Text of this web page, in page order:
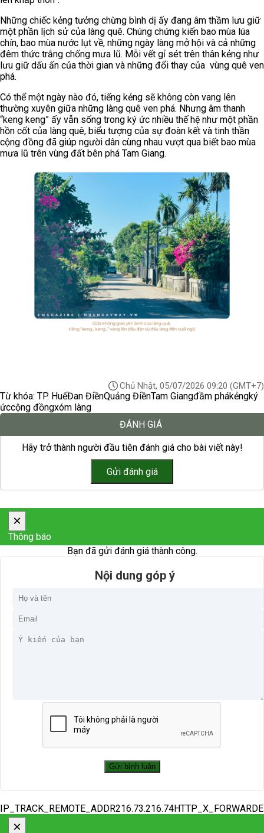
Những chiếc kẻng tưởng chừng bình dị ấy đang âm thầm lưu giữ
một phần lịch sử của làng quê. Chúng chứng kiến bao mùa lúa
chín, bao mùa nước lụt về, những ngày làng mở hội và cả những
đêm thức trắng chống mưa lũ. Mỗi vết gỉ sét trên thân kẻng như
lưu giữ dấu ấn của thời gian và những đổi thay của vùng quê ven
phá.
Có thể một ngày nào đó, tiếng kẻng sẽ không còn vang lên
thường xuyên giữa những làng quê ven phá. Nhưng âm thanh
“keng keng” ấy vẫn sống trong ký ức nhiều thế hệ như một phần
hồn cốt của làng quê, biểu tượng của sự đoàn kết và tinh thần
cộng đồng đã giúp người dân cùng nhau vượt qua biết bao mùa
mưa lũ trên vùng đất bên phá Tam Giang.
Chủ Nhật, 05/07/2026 09:20 (GMT+7)
Từ khóa: TP. HuếĐan ĐiềnQuảng ĐiềnTam Giangđầm phákẻngký
ứccộng đồngxóm làng
ĐÁNH GIÁ
Hãy trở thành người đầu tiên đánh giá cho bài viết này!
×
Thông báo
Bạn đã gửi đánh giá thành công.
Nội dung góp ý
×